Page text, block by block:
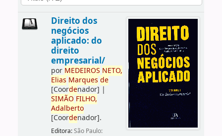
Direito dos
negócios
aplicado: do
direito
empresarial/
por MEDEIROS NETO,
Elias Marques de
[Coordenador] |
SIMÃO FILHO,
Adalberto
[Coordenador].
Editora:São Paulo: